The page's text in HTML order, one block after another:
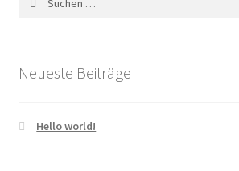
Neueste Beiträge
Hello world!